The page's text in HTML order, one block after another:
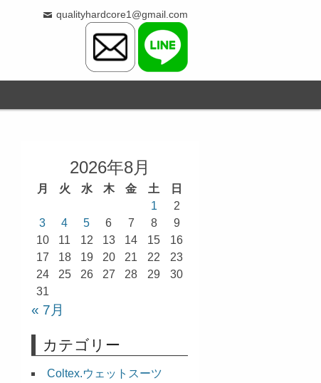
qualityhardcore1@gmail.com
2026年8月
月 火 水 木 金 土
日
1
2
3
4 5 6 7 8
9
10
11 12 13 14 15
16
17
18 19 20 21 22
23
24
25 26 27 28 29
30
31
« 7月
カテゴリー
Coltex.ウェットスーツ